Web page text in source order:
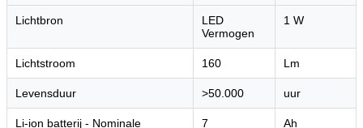
Lichtbron
LED
Vermogen
1 W
Lichtstroom 160 Lm
Levensduur >50.000 uur
Li-ion batterij - Nominale
7 Ah